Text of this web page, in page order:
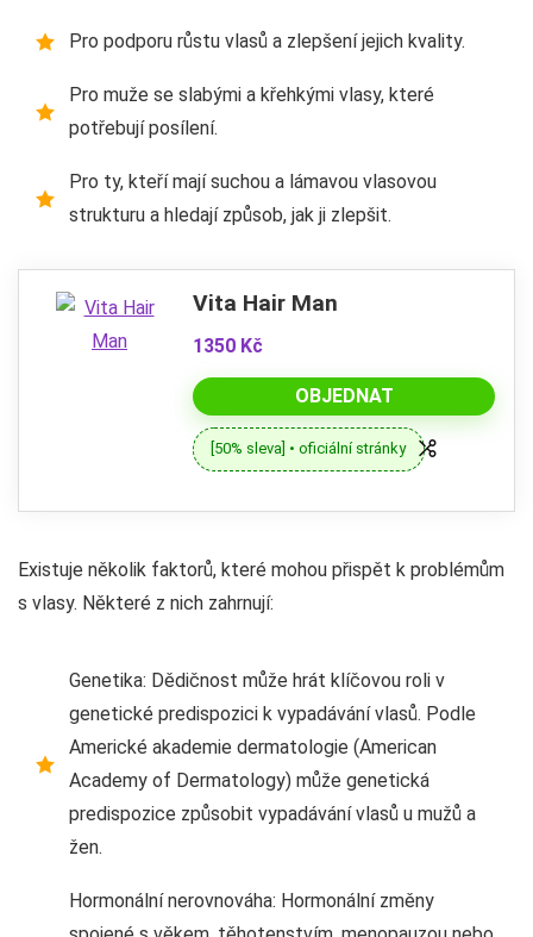
Pro podporu růstu vlasů a zlepšení jejich kvality.
Pro muže se slabými a křehkými vlasy, které
potřebují posílení.
Pro ty, kteří mají suchou a lámavou vlasovou
strukturu a hledají způsob, jak ji zlepšit.
Vita Hair Man
1350 Kč
OBJEDNAT
[50% sleva] • oficiální stránky
Existuje několik faktorů, které mohou přispět k problémům
s vlasy. Některé z nich zahrnují:
Genetika: Dědičnost může hrát klíčovou roli v
genetické predispozici k vypadávání vlasů. Podle
Americké akademie dermatologie (American
Academy of Dermatology) může genetická
predispozice způsobit vypadávání vlasů u mužů a
žen.
Hormonální nerovnováha: Hormonální změny